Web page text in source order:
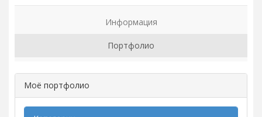
Информация
Портфолио
Моё портфолио